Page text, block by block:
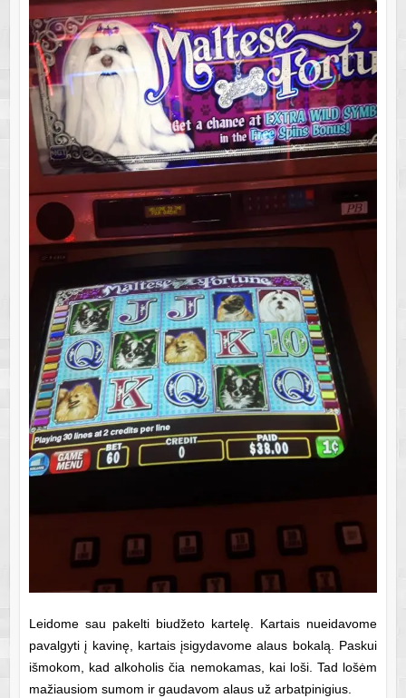
Leidome sau pakelti biudžeto kartelę. Kartais nueidavome
pavalgyti į kavinę, kartais įsigydavome alaus bokalą. Paskui
išmokom, kad alkoholis čia nemokamas, kai loši. Tad lošėm
mažiausiom sumom ir gaudavom alaus už arbatpinigius.